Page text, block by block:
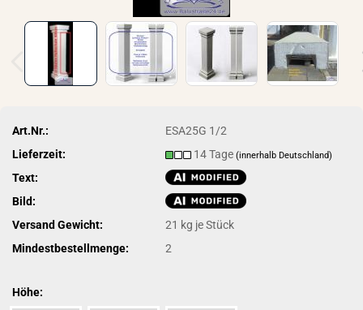
Art.Nr.:
ESA25G 1/2
Lieferzeit:
14 Tage(innerhalb Deutschland)
Text:
Bild:
Versand Gewicht:
21 kg je Stück
Mindestbestellmenge:
2
Höhe: